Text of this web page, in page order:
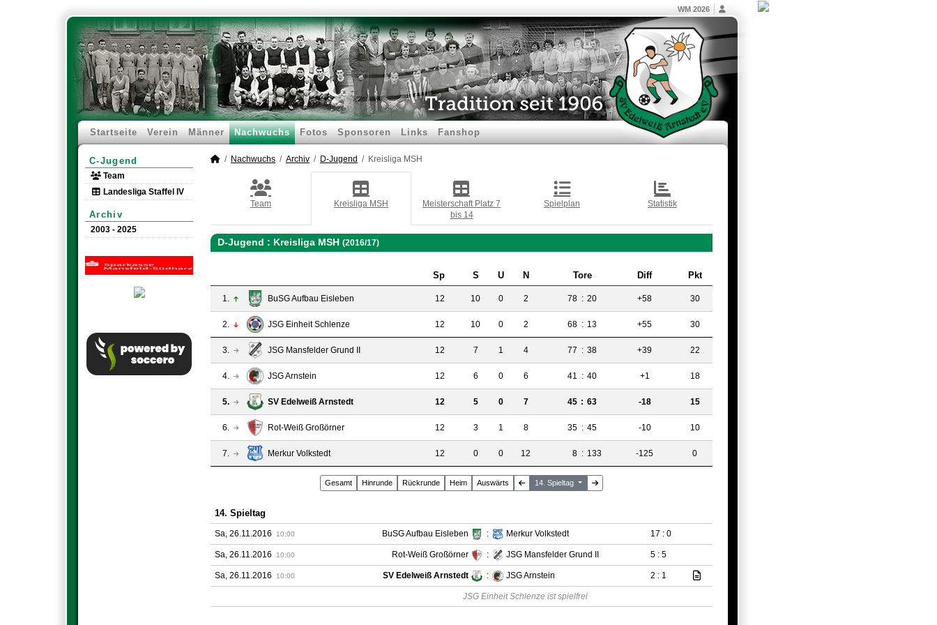
WM 2026
Startseite Verein Männer Nachwuchs Fotos Sponsoren Links Fanshop
C-Jugend
Team
Landesliga Staffel IV
Archiv
2003 - 2025
Nachwuchs Archiv D-Jugend Kreisliga MSH
Team Kreisliga MSH
Meisterschaft Platz 7
bis 14
Spielplan Statistik
D-Jugend : Kreisliga MSH (2016/17)
Sp S U N Tore Diff Pkt
1. BuSG Aufbau Eisleben 12 10 0 2 78 : 20 +58 30
2. JSG Einheit Schlenze 12 10 0 2 68 : 13 +55 30
3. JSG Mansfelder Grund II 12 7 1 4 77 : 38 +39 22
4. JSG Arnstein 12 6 0 6 41 : 40 +1 18
5. SV Edelweiß Arnstedt 12 5 0 7 45 : 63 -18 15
6. Rot-Weiß Großörner 12 3 1 8 35 : 45 -10 10
7. Merkur Volkstedt 12 0 0 12 8 : 133 -125 0
Gesamt Hinrunde Rückrunde Heim Auswärts 14. Spieltag
14. Spieltag
Sa, 26.11.2016 10:00 BuSG Aufbau Eisleben : Merkur Volkstedt 17 : 0
Sa, 26.11.2016 10:00 Rot-Weiß Großörner : JSG Mansfelder Grund II 5 : 5
Sa, 26.11.2016 10:00 SV Edelweiß Arnstedt : JSG Arnstein 2 : 1
JSG Einheit Schlenze ist spielfrei